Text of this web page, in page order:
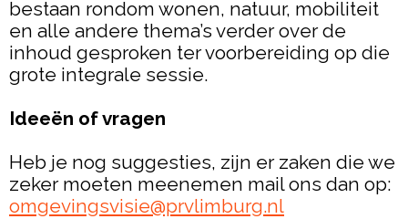
bestaan rondom wonen, natuur, mobiliteit
en alle andere thema’s verder over de
inhoud gesproken ter voorbereiding op die
grote integrale sessie.
Ideeën of vragen
Heb je nog suggesties, zijn er zaken die we
zeker moeten meenemen mail ons dan op:
omgevingsvisie@prvlimburg.nl